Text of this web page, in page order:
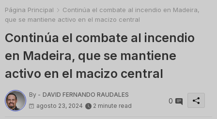
Página Principal
Continúa el combate al incendio en Madeira,
que se mantiene activo en el macizo central
Continúa el combate al incendio
en Madeira, que se mantiene
activo en el macizo central
By - DAVID FERNANDO RAUDALES
agosto 23, 2024
2 minute read
0